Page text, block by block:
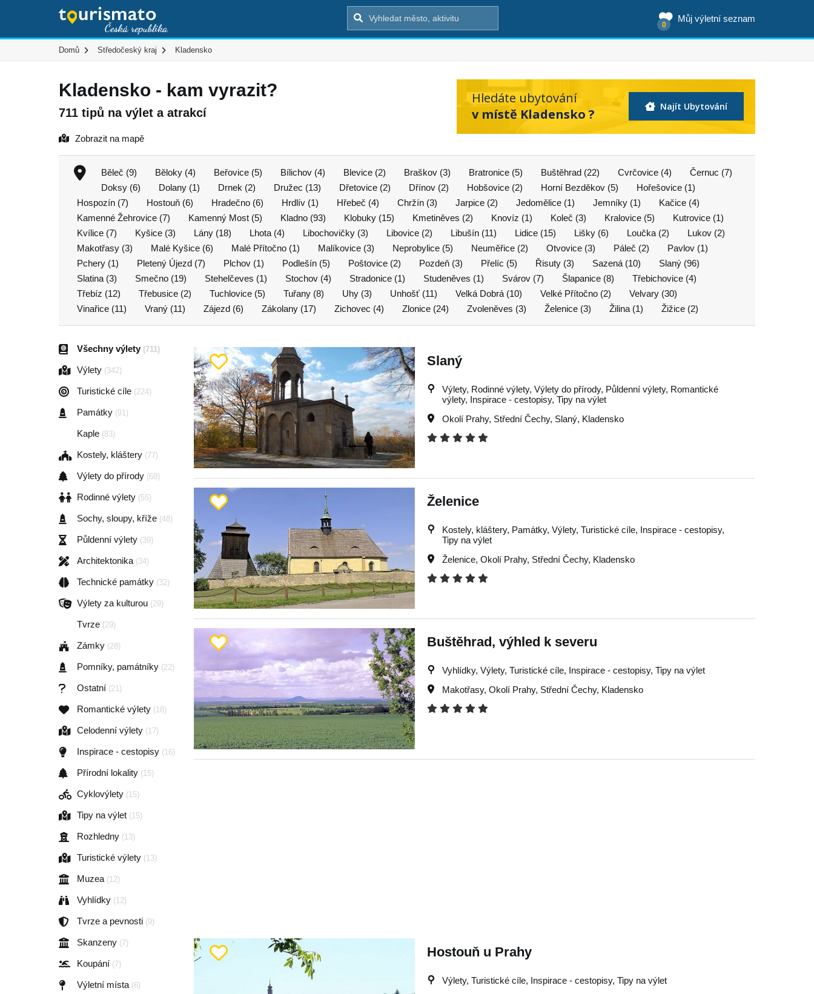
Můj výletní seznam
0
Domů Středočeský kraj Kladensko
Kladensko - kam vyrazit?
711 tipů na výlet a atrakcí
Hledáte ubytování
v místě Kladensko ?
Najít Ubytování
Zobrazit na mapě
Běleč (9) Běloky (4) Beřovice (5) Bílichov (4) Blevice (2) Braškov (3) Bratronice (5) Buštěhrad (22) Cvrčovice (4)
Černuc (7)
Doksy (6)
Dolany (1) Drnek (2) Družec (13) Dřetovice (2) Dřínov (2) Hobšovice (2) Horní Bezděkov (5)
Hořešovice (1)
Hospozín (7)
Hostouň (6) Hradečno (6) Hrdlív (1) Hřebeč (4) Chržín (3) Jarpice (2) Jedomělice (1) Jemníky (1)
Kačice (4)
Kamenné Žehrovice (7)
Kamenný Most (5) Kladno (93) Klobuky (15) Kmetiněves (2) Knovíz (1) Koleč (3) Kralovice (5)
Kutrovice (1)
Kvílice (7)
Kyšice (3) Lány (18) Lhota (4) Libochovičky (3) Libovice (2) Libušín (11) Lidice (15) Lišky (6) Loučka (2)
Lukov (2)
Makotřasy (3)
Malé Kyšice (6) Malé Přítočno (1) Malíkovice (3) Neprobylice (5) Neuměřice (2) Otvovice (3) Páleč (2)
Pavlov (1)
Pchery (1)
Pletený Újezd (7) Plchov (1) Podlešín (5) Poštovice (2) Pozdeň (3) Přelíc (5) Řisuty (3) Sazená (10)
Slaný (96)
Slatina (3)
Smečno (19) Stehelčeves (1) Stochov (4) Stradonice (1) Studeněves (1) Svárov (7) Šlapanice (8)
Třebichovice (4)
Třebíz (12)
Třebusice (2) Tuchlovice (5) Tuřany (8) Uhy (3) Unhošť (11) Velká Dobrá (10) Velké Přítočno (2)
Velvary (30)
Vinařice (11)
Vraný (11) Zájezd (6) Zákolany (17) Zichovec (4) Zlonice (24) Zvoleněves (3) Želenice (3) Žilina (1) Žižice (2)
Všechny výlety (711)
Výlety (342)
Turistické cíle (224)
Památky (91)
Kaple (83)
Kostely, kláštery (77)
Výlety do přírody (68)
Rodinné výlety (55)
Sochy, sloupy, kříže (48)
Půldenní výlety (39)
Architektonika (34)
Technické památky (32)
Výlety za kulturou (29)
Tvrze (29)
Zámky (28)
Pomníky, památníky (22)
Ostatní (21)
Romantické výlety (18)
Celodenní výlety (17)
Inspirace - cestopisy (16)
Přírodní lokality (15)
Cyklovýlety (15)
Tipy na výlet (15)
Rozhledny (13)
Turistické výlety (13)
Muzea (12)
Vyhlídky (12)
Tvrze a pevnosti (9)
Skanzeny (7)
Koupání (7)
Výletní místa (6)
Slaný
Výlety, Rodinné výlety, Výlety do přírody, Půldenní výlety, Romantické
výlety, Inspirace - cestopisy, Tipy na výlet
Okolí Prahy, Střední Čechy, Slaný, Kladensko
Želenice
Kostely, kláštery, Památky, Výlety, Turistické cíle, Inspirace - cestopisy,
Tipy na výlet
Želenice, Okolí Prahy, Střední Čechy, Kladensko
Buštěhrad, výhled k severu
Vyhlídky, Výlety, Turistické cíle, Inspirace - cestopisy, Tipy na výlet
Makotřasy, Okolí Prahy, Střední Čechy, Kladensko
Hostouň u Prahy
Výlety, Turistické cíle, Inspirace - cestopisy, Tipy na výlet